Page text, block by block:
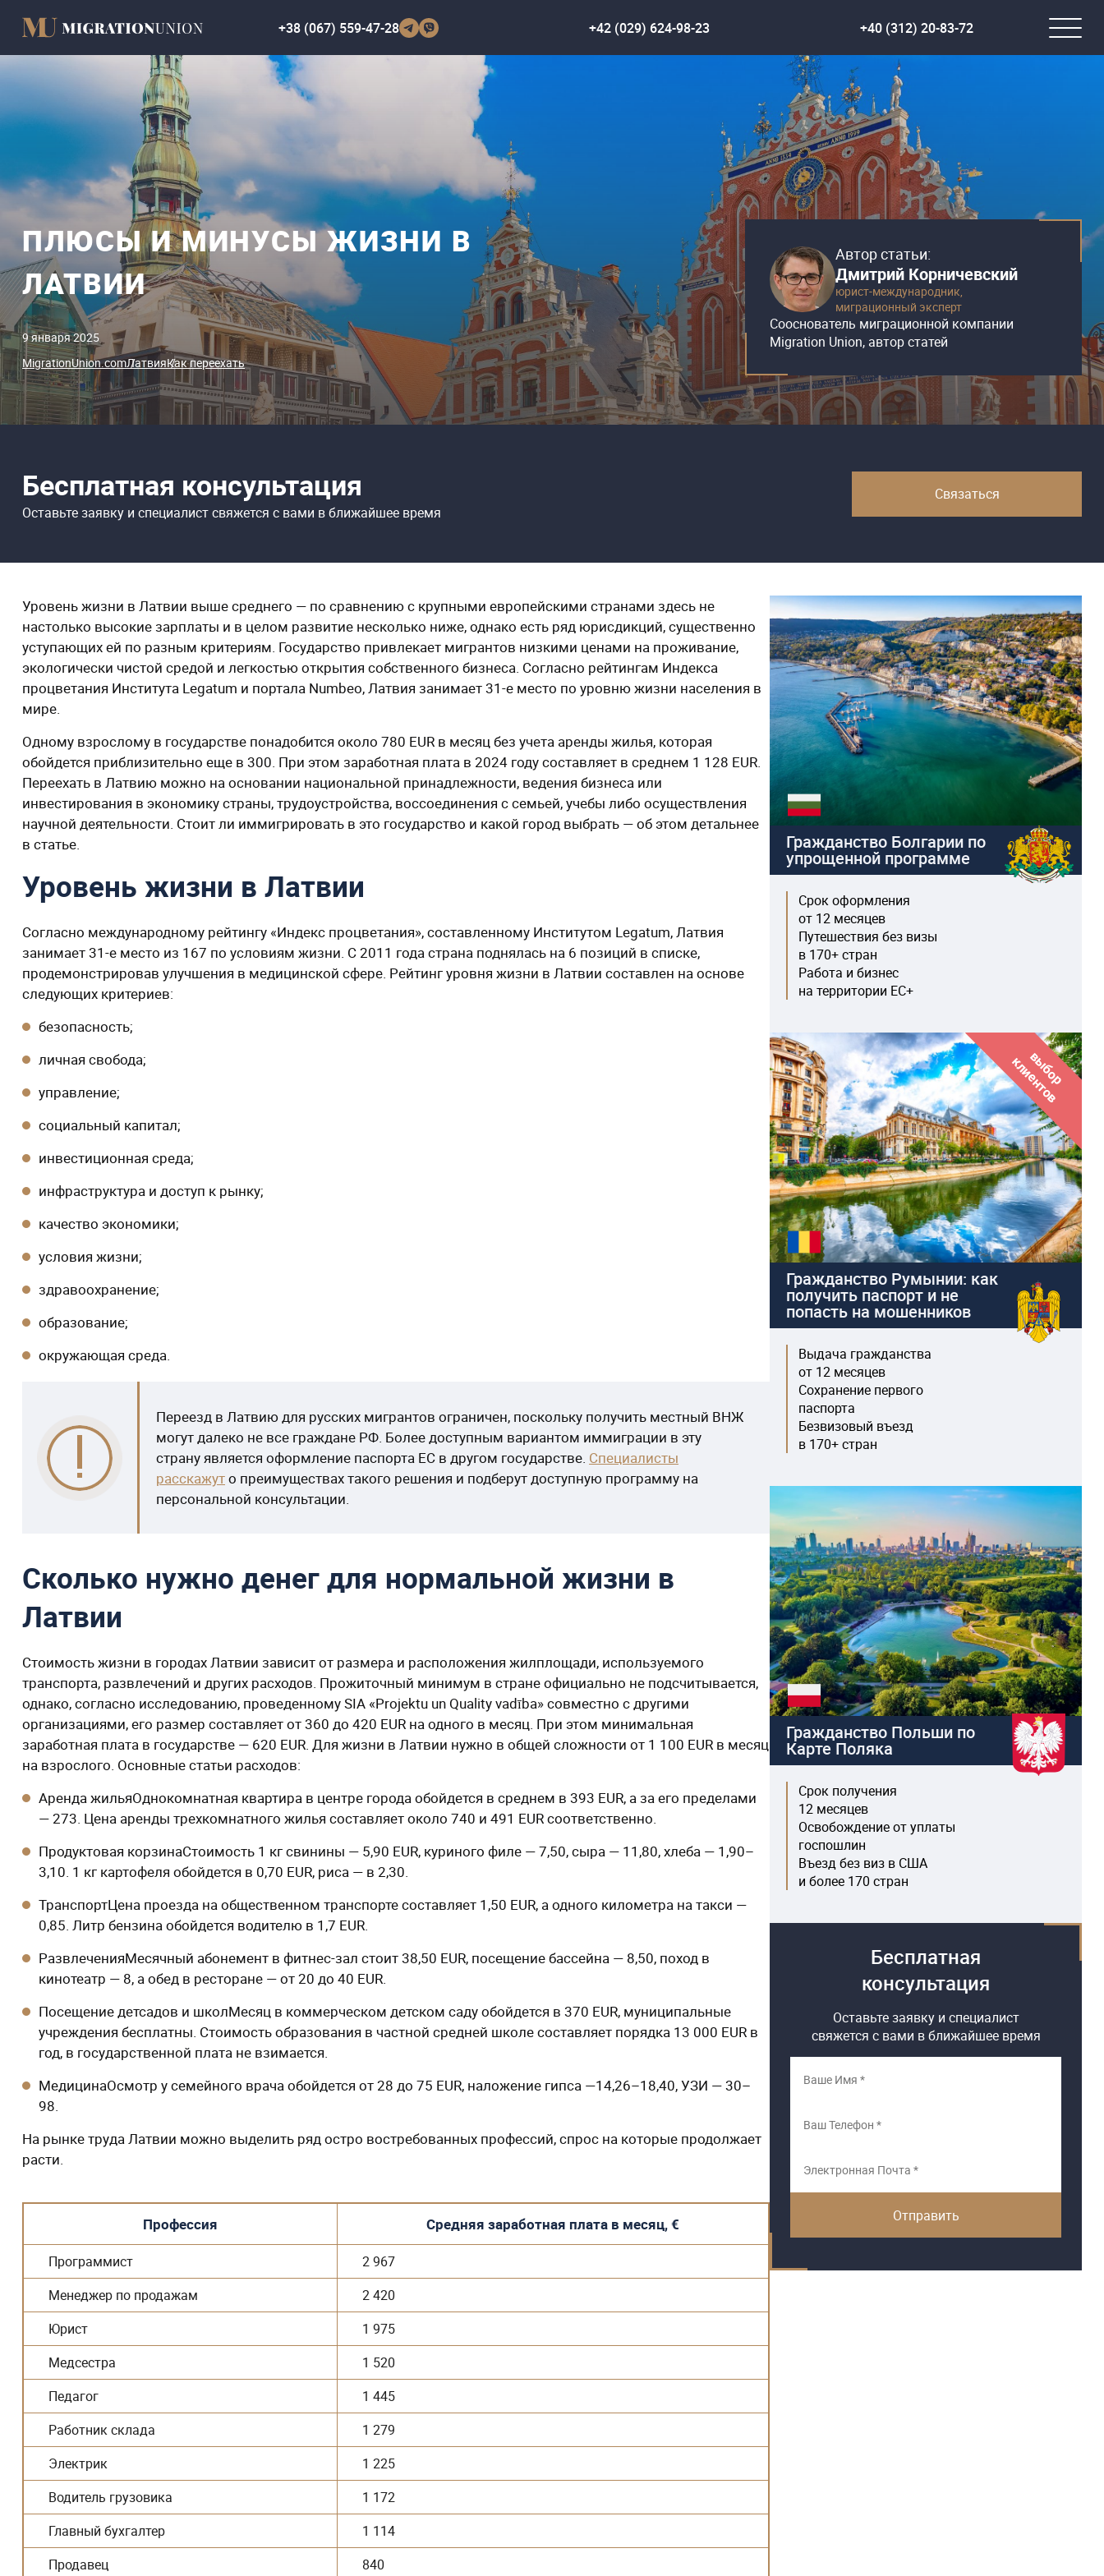
+38 (067) 559-47-28 +42 (029) 624-98-23 +40 (312) 20-83-72
ПЛЮСЫ И МИНУСЫ ЖИЗНИ В
ЛАТВИИ
9 января 2025
MigrationUnion.comЛатвияКак переехать
Автор статьи:
Дмитрий Корничевский
юрист-международник,
миграционный эксперт
Сооснователь миграционной компании
Migration Union, автор статей
Бесплатная консультация
Оставьте заявку и специалист свяжется с вами в ближайшее время
Связаться
Уровень жизни в Латвии выше среднего — по сравнению с крупными европейскими странами здесь не
настолько высокие зарплаты и в целом развитие несколько ниже, однако есть ряд юрисдикций, существенно
уступающих ей по разным критериям. Государство привлекает мигрантов низкими ценами на проживание,
экологически чистой средой и легкостью открытия собственного бизнеса. Согласно рейтингам Индекса
процветания Института Legatum и портала Numbeo, Латвия занимает 31-е место по уровню жизни населения в
мире.
Одному взрослому в государстве понадобится около 780 EUR в месяц без учета аренды жилья, которая
обойдется приблизительно еще в 300. При этом заработная плата в 2024 году составляет в среднем 1 128 EUR.
Переехать в Латвию можно на основании национальной принадлежности, ведения бизнеса или
инвестирования в экономику страны, трудоустройства, воссоединения с семьей, учебы либо осуществления
научной деятельности. Стоит ли иммигрировать в это государство и какой город выбрать — об этом детальнее
в статье.
Уровень жизни в Латвии
Согласно международному рейтингу «Индекс процветания», составленному Институтом Legatum, Латвия
занимает 31-е место из 167 по условиям жизни. С 2011 года страна поднялась на 6 позиций в списке,
продемонстрировав улучшения в медицинской сфере. Рейтинг уровня жизни в Латвии составлен на основе
следующих критериев:
безопасность;
личная свобода;
управление;
социальный капитал;
инвестиционная среда;
инфраструктура и доступ к рынку;
качество экономики;
условия жизни;
здравоохранение;
образование;
окружающая среда.
Переезд в Латвию для русских мигрантов ограничен, поскольку получить местный ВНЖ
могут далеко не все граждане РФ. Более доступным вариантом иммиграции в эту
страну является оформление паспорта ЕС в другом государстве. Специалисты
расскажуто преимуществах такого решения и подберут доступную программу на
персональной консультации.
Сколько нужно денег для нормальной жизни в
Латвии
Стоимость жизни в городах Латвии зависит от размера и расположения жилплощади, используемого
транспорта, развлечений и других расходов. Прожиточный минимум в стране официально не подсчитывается,
однако, согласно исследованию, проведенному SIA «Projektu un Quality vadība» совместно с другими
организациями, его размер составляет от 360 до 420 EUR на одного в месяц. При этом минимальная
заработная плата в государстве — 620 EUR. Для жизни в Латвии нужно в общей сложности от 1 100 EUR в месяц
на взрослого. Основные статьи расходов:
Аренда жильяОднокомнатная квартира в центре города обойдется в среднем в 393 EUR, а за его пределами
— 273. Цена аренды трехкомнатного жилья составляет около 740 и 491 EUR соответственно.
Продуктовая корзинаСтоимость 1 кг свинины — 5,90 EUR, куриного филе — 7,50, сыра — 11,80, хлеба — 1,90–
3,10. 1 кг картофеля обойдется в 0,70 EUR, риса — в 2,30.
ТранспортЦена проезда на общественном транспорте составляет 1,50 EUR, а одного километра на такси —
0,85. Литр бензина обойдется водителю в 1,7 EUR.
РазвлеченияМесячный абонемент в фитнес-зал стоит 38,50 EUR, посещение бассейна — 8,50, поход в
кинотеатр — 8, а обед в ресторане — от 20 до 40 EUR.
Посещение детсадов и школМесяц в коммерческом детском саду обойдется в 370 EUR, муниципальные
учреждения бесплатны. Стоимость образования в частной средней школе составляет порядка 13 000 EUR в
год, в государственной плата не взимается.
МедицинаОсмотр у семейного врача обойдется от 28 до 75 EUR, наложение гипса —14,26–18,40, УЗИ — 30–
98.
На рынке труда Латвии можно выделить ряд остро востребованных профессий, спрос на которые продолжает
расти.
Профессия Средняя заработная плата в месяц, €
Программист
2 967
Менеджер по продажам
2 420
Юрист
1 975
Медсестра
1 520
Педагог
1 445
Работник склада
1 279
Электрик
1 225
Водитель грузовика
1 172
Главный бухгалтер
1 114
Продавец
840
Гражданство Болгарии по
упрощенной программе
Срок оформления
от 12 месяцев
Путешествия без визы
в 170+ стран
Работа и бизнес
на территории ЕС+
в
ы
б
о
р
к
л
и
е
н
т
о
в
Гражданство Румынии: как
получить паспорт и не
попасть на мошенников
Выдача гражданства
от 12 месяцев
Сохранение первого
паспорта
Безвизовый въезд
в 170+ стран
Гражданство Польши по
Карте Поляка
Срок получения
12 месяцев
Освобождение от уплаты
госпошлин
Въезд без виз в США
и более 170 стран
Бесплатная
консультация
Оставьте заявку и специалист
свяжется с вами в ближайшее время